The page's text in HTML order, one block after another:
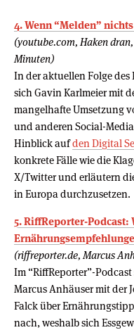
4. Wenn “Melden”
(youtube.com, Haken
Minuten)
In der aktuellen Folge
sich Gavin Karlmeier mit
mangelhafte Umsetzung
und anderen Social-
Hinblick aufden Digital
konkrete Fälle wie die
X/Twitter und erläutern
in Europa durchzusetzen.
5. RiffReporter-
(riffreporter.de, Marcus
Im “RiffReporter”-
Marcus Anhäuser mit
Falck über
nach, weshalb sich